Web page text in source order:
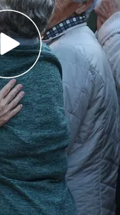
cerca de los
ocurrió hace dos
Ellos se
quesufrir los